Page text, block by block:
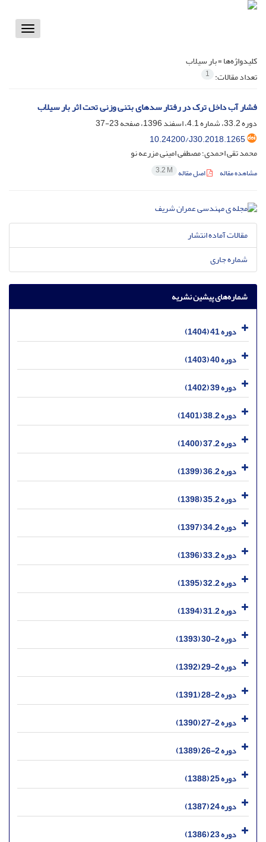
Toggle
کلیدواژه‌ها =بار سیلاب
تعداد مقالات: 1
فشار آب داخل ترک در رفتار سدهای بتنی وزنی تحت اثر بار سیلاب
دوره 33.2، شماره 4.1، اسفند 1396، صفحه
23-37
10.24200/J30.2018.1265
محمد تقی احمدی؛ مصطفی امینی مزرعه نو
مشاهده مقاله اصل مقاله 3.2 M
مقالات آماده انتشار
شماره جاری
شماره‌های پیشین نشریه
دوره 41 (1404)
دوره 40 (1403)
دوره 39 (1402)
دوره 38.2 (1401)
دوره 37.2 (1400)
دوره 36.2 (1399)
دوره 35.2 (1398)
دوره 34.2 (1397)
دوره 33.2 (1396)
دوره 32.2 (1395)
دوره 31.2 (1394)
دوره 2-30 (1393)
دوره 2-29 (1392)
دوره 2-28 (1391)
دوره 2-27 (1390)
دوره 2-26 (1389)
دوره 25 (1388)
دوره 24 (1387)
دوره 23 (1386)